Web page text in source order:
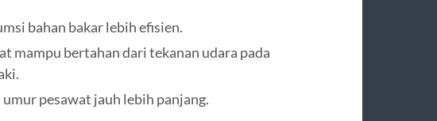
bahan bakar lebih efisien.
mampu bertahan dari tekanan udara pada
pesawat jauh lebih panjang.